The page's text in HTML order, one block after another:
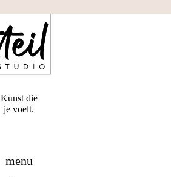
Kunst die
je voelt.
menu